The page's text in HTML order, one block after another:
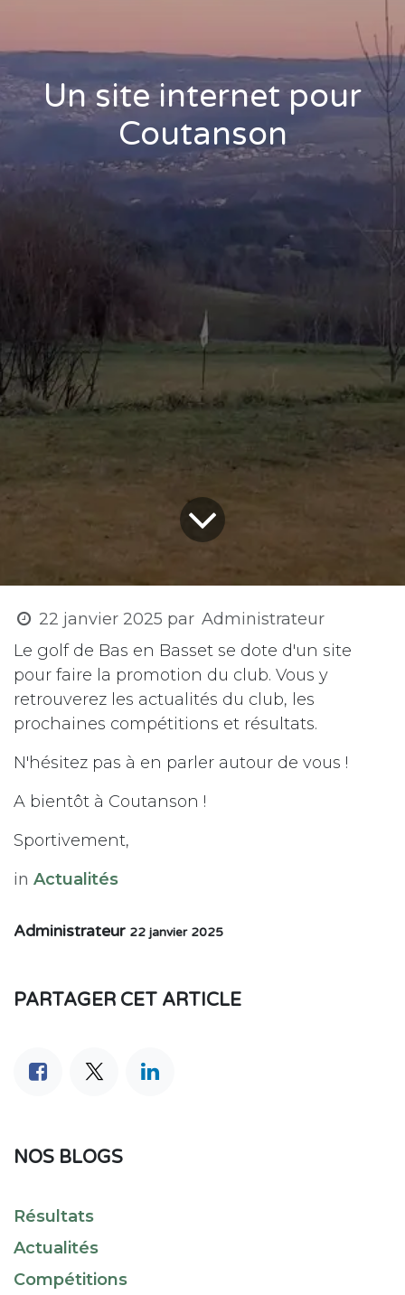
Un site internet pour
Coutanson
22 janvier 2025 par Administrateur
Le golf de Bas en Basset se dote d'un site
pour faire la promotion du club. Vous y
retrouverez les actualités du club, les
prochaines compétitions et résultats.
N'hésitez pas à en parler autour de vous !
A bientôt à Coutanson !
Sportivement,
in Actualités
Administrateur 22 janvier 2025
PARTAGER CET ARTICLE
NOS BLOGS
Résultats
Actualités
Compétitions